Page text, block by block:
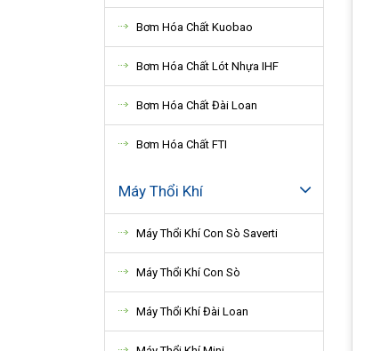
Bơm Hóa Chất Kuobao
Bơm Hóa Chất Lót Nhựa IHF
Bơm Hóa Chất Đài Loan
Bơm Hóa Chất FTI
Máy Thổi Khí
Máy Thổi Khí Con Sò Saverti
Máy Thổi Khí Con Sò
Máy Thổi Khí Đài Loan